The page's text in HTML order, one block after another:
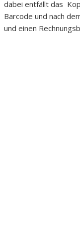
dabei entfällt das
Barcode und nach
und einen